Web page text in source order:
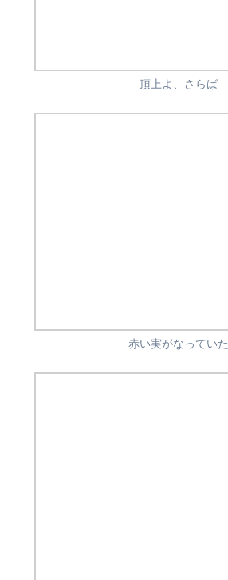
頂上よ、さらば
赤い実がなっていた